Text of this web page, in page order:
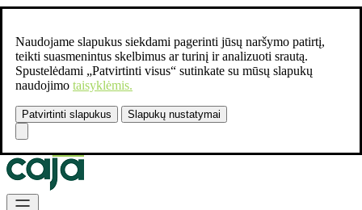
Naudojame slapukus siekdami pagerinti jūsų naršymo patirtį,
teikti suasmenintus skelbimus ar turinį ir analizuoti srautą.
Spustelėdami „Patvirtinti visus“ sutinkate su mūsų slapukų
naudojimo taisyklėmis.
Patvirtinti slapukus Slapukų nustatymai
Susisiekite:
Skip to Content